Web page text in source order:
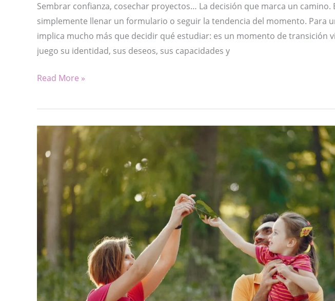
Sembrar confianza, cosechar proyectos… La decisión que marca un camino.
simplemente llenar un formulario o seguir la tendencia del momento. Para
implica mucho más que decidir qué estudiar: es un momento de transición
juego su identidad, sus deseos, sus capacidades y
PROCESO
ORIENTACIÓN
Read More »